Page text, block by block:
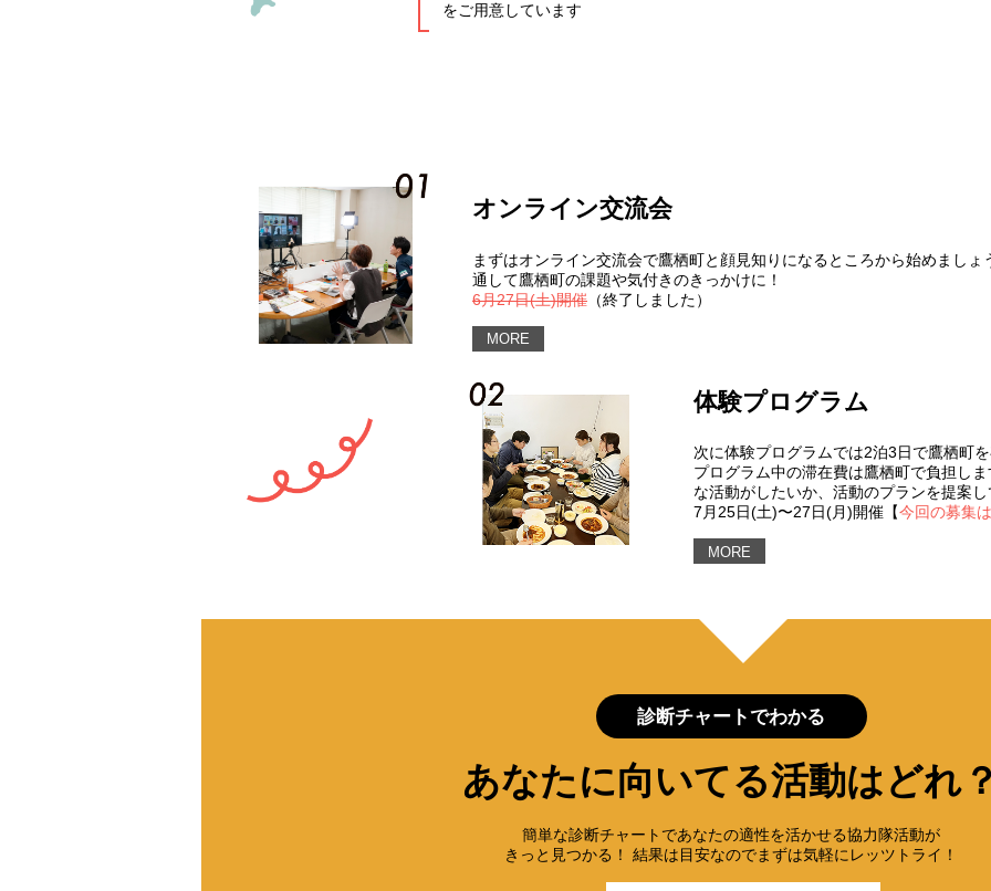
をご用意しています
オンライン交流会
まずはオンライン交流会で鷹栖町と顔見知りになるところから始めましょ
通して鷹栖町の課題や気付きのきっかけに！
6月27日(土)開催 （終了しました）
MORE
体験プログラム
次に体験プログラムでは2泊3日で鷹栖町
プログラム中の滞在費は鷹栖町で負担し
な活動がしたいか、活動のプランを提案
7月25日(土)〜27日(月)開催【今回の募集
MORE
診断チャートでわかる
あなたに向いてる活動はどれ
簡単な診断チャートであなたの適性を活かせる協力隊活動が
きっと見つかる！ 結果は目安なのでまずは気軽にレッツトライ！